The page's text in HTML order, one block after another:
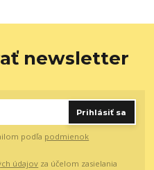
newsletter
Prihlásiť sa
podľa podmienok
údajov za účelom zasielania